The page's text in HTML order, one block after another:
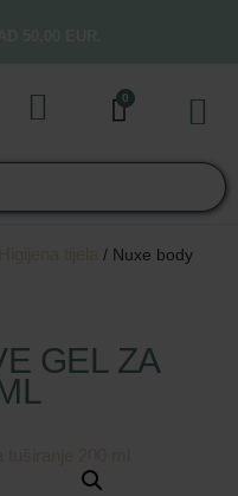
0
/ Nuxe body
GEL ZA